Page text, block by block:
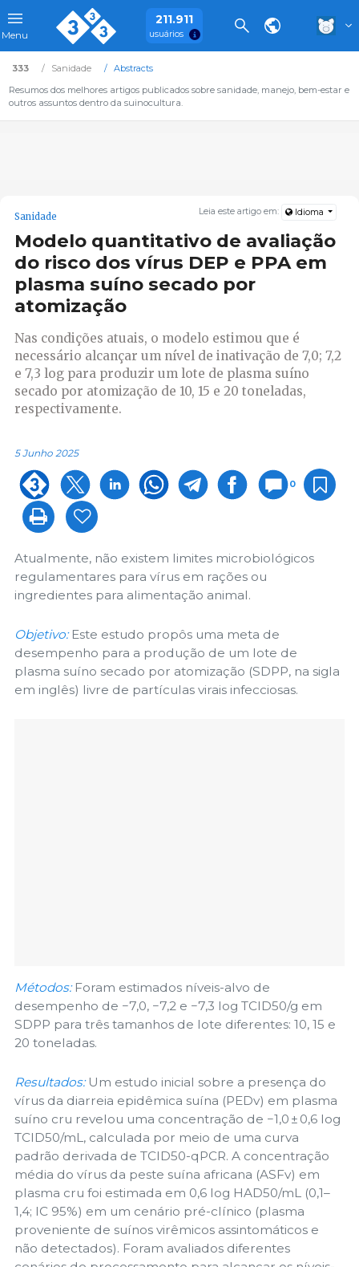
Menu
211.911
usuários
333 Sanidade
Abstracts
Resumos dos melhores artigos publicados sobre sanidade, manejo, bem-estar e
outros assuntos dentro da suinocultura.
Leia este artigo em: Idioma
Sanidade
Modelo quantitativo de avaliação
do risco dos vírus DEP e PPA em
plasma suíno secado por
atomização
Nas condições atuais, o modelo estimou que é
necessário alcançar um nível de inativação de 7,0; 7,2
e 7,3 log para produzir um lote de plasma suíno
secado por atomização de 10, 15 e 20 toneladas,
respectivamente.
5 Junho 2025
0
Atualmente, não existem limites microbiológicos
regulamentares para vírus em rações ou
ingredientes para alimentação animal.
Objetivo:Este estudo propôs uma meta de
desempenho para a produção de um lote de
plasma suíno secado por atomização (SDPP, na sigla
em inglês) livre de partículas virais infecciosas.
Métodos:Foram estimados níveis-alvo de
desempenho de −7,0, −7,2 e −7,3 log TCID50/g em
SDPP para três tamanhos de lote diferentes: 10, 15 e
20 toneladas.
Resultados:Um estudo inicial sobre a presença do
vírus da diarreia epidêmica suína (PEDv) em plasma
suíno cru revelou uma concentração de −1,0 ± 0,6 log
TCID50/mL, calculada por meio de uma curva
padrão derivada de TCID50-qPCR. A concentração
média do vírus da peste suína africana (ASFv) em
plasma cru foi estimada em 0,6 log HAD50/mL (0,1–
1,4; IC 95%) em um cenário pré-clínico (plasma
proveniente de suínos virêmicos assintomáticos e
não detectados). Foram avaliados diferentes